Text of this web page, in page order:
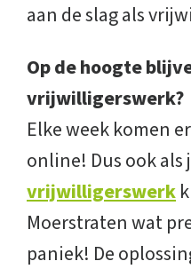
aan de slag als
Op de hoogte
vrijwilligerswerk?
Elke week komen
online! Dus ook
vrijwilligerswerk
Moerstraten wat
paniek! De